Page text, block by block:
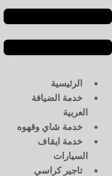
الرئيسية
خدمة الضيافة
العربية
خدمة شاي وقهوه
خدمة ايقاف
السيارات
تاجير كراسي